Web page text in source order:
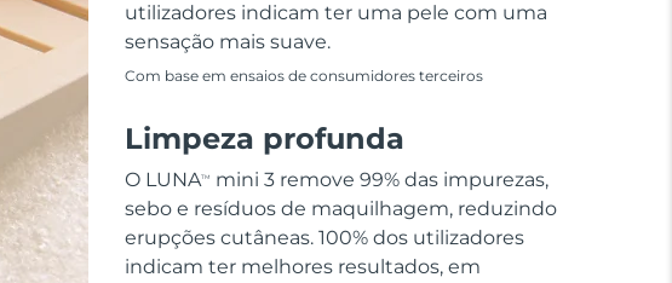
utilizadores indicam ter uma pele com uma
sensação mais suave.
Com base em ensaios de consumidores terceiros
Limpeza profunda
O LUNATM
mini 3 remove 99% das impurezas,
sebo e resíduos de maquilhagem, reduzindo
erupções cutâneas. 100% dos utilizadores
indicam ter melhores resultados, em